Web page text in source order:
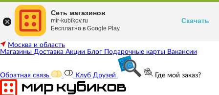
Москва и область
Магазины Доставка Акции Блог Подарочные карты Вакансии
Обратная связь Клуб Друзей Где мой заказ?
Сеть магазинов
mir-kubikov.ru
Бесплатно в Google Play
Скачать